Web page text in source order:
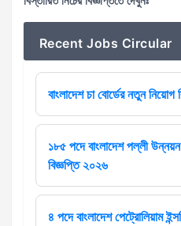
Recent Jobs Circular
বাংলাদেশ চা বোর্ডের নতুন নিয়োগ
১৮৫ পদে বাংলাদেশ পল্লী
বিজ্ঞপ্তি ২০২৬
৪ পদে বাংলাদেশ পেট্রোলিয়াম